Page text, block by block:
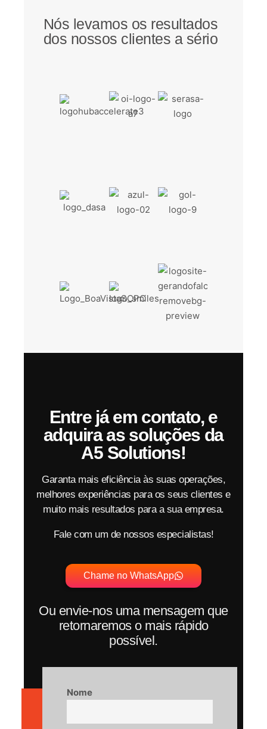
Nós levamos os resultados
dos nossos clientes a sério
Entre já em contato, e
adquira as soluções da
A5 Solutions!
Garanta mais eficiência às suas operações,
melhores experiências para os seus clientes e
muito mais resultados para a sua empresa.
Fale com um de nossos especialistas!
Chame no WhatsApp
Ou envie-nos uma mensagem que
retornaremos o mais rápido
possível.
Nome